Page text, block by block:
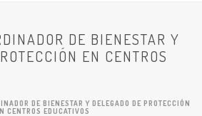
DE BIENESTAR Y
EN CENTROS
DE BIENESTAR Y DELEGADO DE PROTECCIÓN
CENTROS EDUCATIVOS